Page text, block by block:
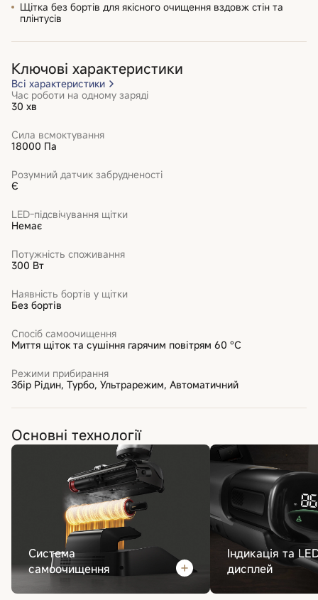
Щітка без бортів для якісного очищення вздовж стін та
плінтусів
Ключові характеристики
Всі характеристики
Час роботи на одному заряді
30 хв
Сила всмоктування
18000 Па
Розумний датчик забрудненості
Є
LED-підсвічування щітки
Немає
Потужність споживання
300 Вт
Наявність бортів у щітки
Без бортів
Спосіб самоочищення
Миття щіток та сушіння гарячим повітрям 60 °C
Режими прибирання
Збір Рідин, Турбо, Ультрарежим, Автоматичний
Основні технології
Система
самоочищення
Індикація та
дисплей